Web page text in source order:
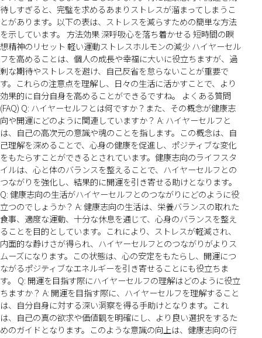
待しすぎると、完璧を求めるあまりストレスが溜まってしまうこ
とがあります。以下の表は、ストレスを減らすための簡単な方法
を示しています。 方法効果 深呼吸心を落ち着かせる 短時間の瞑
想精神のリセット 軽い運動ストレスホルモンの減少 ハイヤーセル
フを高めることは、個人の成長や幸福に大いに役立ちますが、過
剰な期待やストレスを避け、自己反省を怠らないことが重要で
す。これらの注意点を理解し、日々の生活に活かすことで、より
効果的に自分自身を高めることができるですね。 よくある質問
(FAQ) Q: ハイヤーセルフとは何ですか？また、その概念が健康志
向や開運にどのように関連していますか？ A: ハイヤーセルフと
は、自己の高次元の意識や魂のことを指します。この概念は、自
己理解を深めることで、心身の健康を促進し、ポジティブな変化
をもたらすことができるとされています。健康志向のライフスタ
イルは、心と体のバランスを整えることで、ハイヤーセルフとの
つながりを強化し、結果的に開運を引き寄せる助けとなります。
Q: 健康志向の生活がハイヤーセルフとのつながりにどのように役
立つのでしょうか？ A: 健康志向の生活は、栄養バランスの取れた
食事、適度な運動、十分な休息を通じて、心身のバランスを整え
ることを目的としています。これにより、ストレスが軽減され、
内面的な静けさが得られ、ハイヤーセルフとのつながりがよりス
ムーズになります。この状態は、心の安定をもたらし、開運につ
ながるポジティブなエネルギーを引き寄せることにも役立ちま
す。 Q: 開運を目指す際にハイヤーセルフの理解はどのように役立
ちますか？ A: 開運を目指す際に、ハイヤーセルフを理解すること
は、自分自身に対する深い洞察を得る手助けとなります。これ
は、自己の真の欲求や価値観を明確にし、より良い選択をするた
めのガイドとなります。このような意識の向上は、健康志向の行